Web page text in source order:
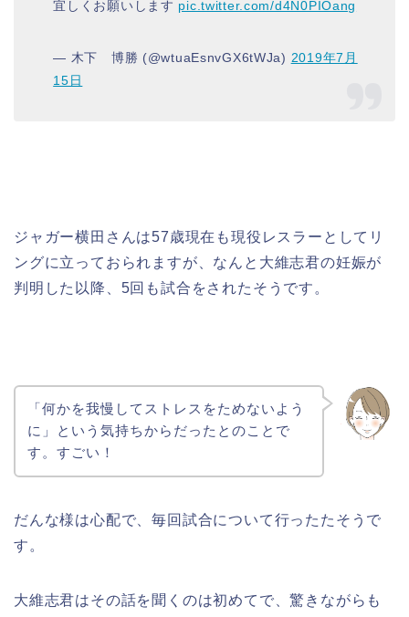
宜しくお願いします pic.twitter.com/d4N0PIOang
— 木下 博勝 (@wtuaEsnvGX6tWJa) 2019年7月
15日
ジャガー横田さんは57歳現在も現役レスラーとしてリ
ングに立っておられますが、 なんと大維志君の妊娠が
判明した以降、5回も試合をされたそうです。
「何かを我慢してストレスをためないよう
に」という気持ちからだったとのことで
す。すごい！
だんな様は心配で、毎回試合について行ったたそうで
す。
大維志君はその話を聞くのは初めてで、驚きながらも